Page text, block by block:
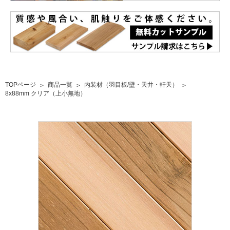
TOPページ 商品一覧
内装材（羽目板/壁・天井・軒天）
8x88mm クリア（上小無地）